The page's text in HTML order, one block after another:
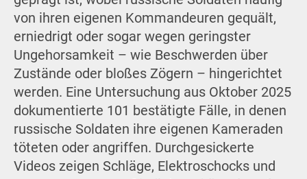
von ihren eigenen Kommandeuren gequält,
erniedrigt oder sogar wegen geringster
Ungehorsamkeit – wie Beschwerden über
Zustände oder bloßes Zögern – hingerichtet
werden. Eine Untersuchung aus Oktober 2025
dokumentierte 101 bestätigte Fälle, in denen
russische Soldaten ihre eigenen Kameraden
töteten oder angriffen. Durchgesickerte
Videos zeigen Schläge, Elektroschocks und